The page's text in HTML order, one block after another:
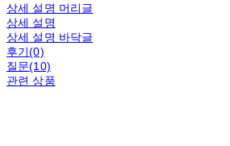
상세 설명 머리글
상세 설명
상세 설명 바닥글
후기(0)
질문(10)
관련 상품